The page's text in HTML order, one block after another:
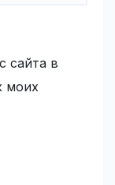
сайта в
моих